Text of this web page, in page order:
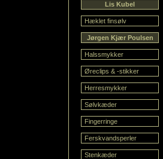
Lis Kubel
Hæklet finsølv
Jørgen Kjær Poulsen
Halssmykker
Øreclips & -stikker
Herresmykker
Sølvkæder
Fingerringe
Ferskvandsperler
Stenkæder